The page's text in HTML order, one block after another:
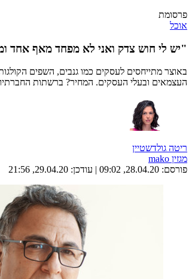
פרסומת
אוכל
"יש לי חוש צדק ואני לא מפחד מאף אחד
באוצר מתייחסים לעסקים כמו גנבים, השפים
העצמאים ובעלי העסקים. המחיר? ברשתות
ריטה גולדשטיין
מגזין mako
פורסם: 28.04.20, 09:02
| עודכן: 29.04.20, 21:56